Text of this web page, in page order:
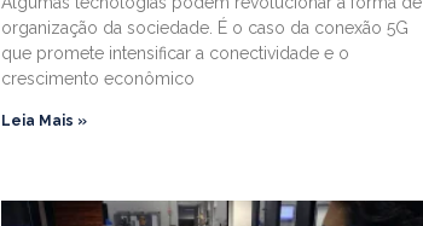
organização da sociedade. É o caso da conexão 5G
que promete intensificar a conectividade e o
crescimento econômico
Leia Mais »